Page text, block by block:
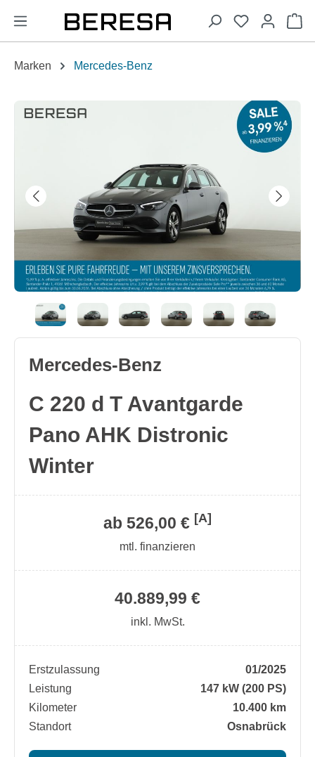
springen
Marken Mercedes-Benz
Bildergalerie überspringen
Mercedes-Benz
C 220 d T Avantgarde
Pano AHK Distronic
Winter
40.889,99 €
inkl. MwSt.
ab 526,00 € [A]
mtl. finanzieren
Erstzulassung
01/2025
Leistung
147 kW (200 PS)
Kilometer
10.400 km
Standort
Osnabrück